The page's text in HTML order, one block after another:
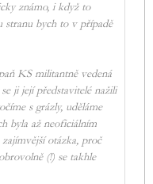
známo, i když to
stranu bych to v případě
KS militantně vedená
ji její představitelé nažili
s grázly, uděláme
byla až neoficiálním
otázka, proč
(!) se takhle